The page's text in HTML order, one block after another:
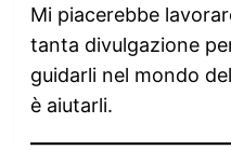
Mi piacerebbe
tanta divulgazione
guidarli nel mondo
è aiutarli.